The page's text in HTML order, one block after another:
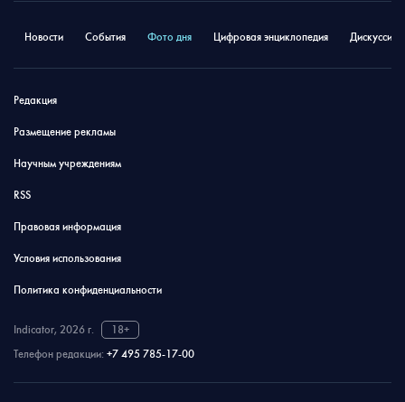
Новости События Фото дня Цифровая энциклопедия
Редакция
Размещение рекламы
Научным учреждениям
RSS
Правовая информация
Условия использования
Политика конфиденциальности
Indicator, 2026 г.
18+
Телефон редакции: +7 495 785-17-00